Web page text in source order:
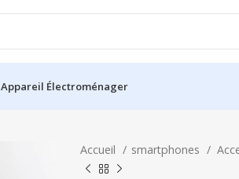
Appareil Électroménager
Accueil smartphones